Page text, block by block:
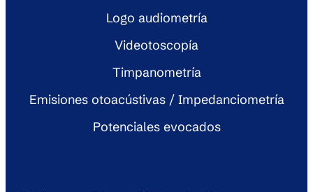
Logo audiometría
Videotoscopía
Timpanometría
Emisiones otoacústivas / Impedanciometría
Potenciales evocados